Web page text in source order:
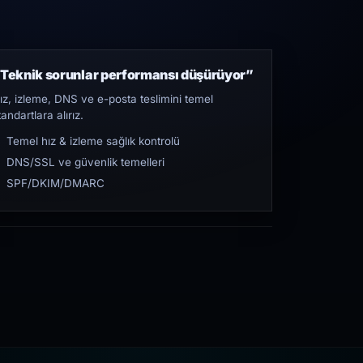
sorunlar performansı düşürüyor”
izleme, DNS ve e-posta teslimini temel
alırız.
Temel hız & izleme sağlık kontrolü
DNS/SSL ve güvenlik temelleri
SPF/DKIM/DMARC